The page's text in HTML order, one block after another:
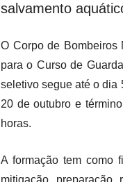
salvamento
O Corpo de Bombeiros
para o Curso de
seletivo segue até o dia
20 de outubro e
horas.
A formação tem como
mitigação, preparação,